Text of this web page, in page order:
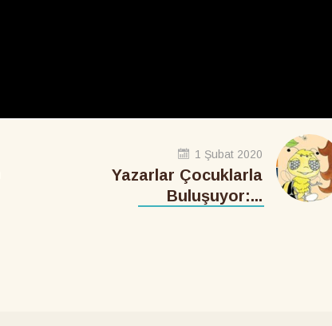
1 Şubat 2020
Yazarlar Çocuklarla
Buluşuyor:...